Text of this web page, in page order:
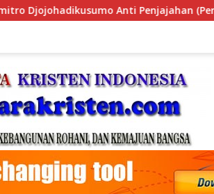
Ekonomi Politik Indonesia) &